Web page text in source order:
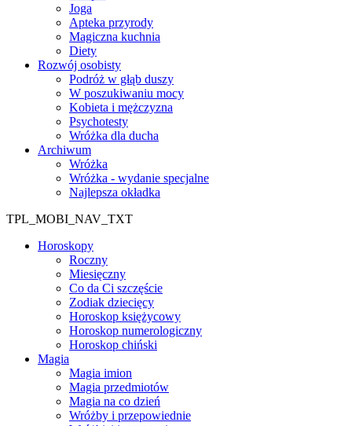
Joga
Apteka przyrody
Magiczna kuchnia
Diety
Rozwój osobisty
Podróż w głąb duszy
W poszukiwaniu mocy
Kobieta i mężczyzna
Psychotesty
Wróżka dla ducha
Archiwum
Wróżka
Wróżka - wydanie specjalne
Najlepsza okładka
TPL_MOBI_NAV_TXT
Horoskopy
Roczny
Miesięczny
Co da Ci szczęście
Zodiak dziecięcy
Horoskop księżycowy
Horoskop numerologiczny
Horoskop chiński
Magia
Magia imion
Magia przedmiotów
Magia na co dzień
Wróżby i przepowiednie